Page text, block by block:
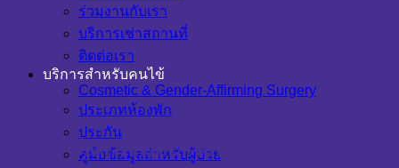
ร่วมงานกับเรา
บริการเช่าสถานที่
ติดต่อเรา
บริการสำหรับคนไข้
Cosmetic & Gender-Affirming Surgery
ประเภทห้องพัก
ประกัน
คู่มือข้อมูลสำหรับผู้ป่วย
การผ่าตัดเสริมสะโพกที่โรงพยาบาล